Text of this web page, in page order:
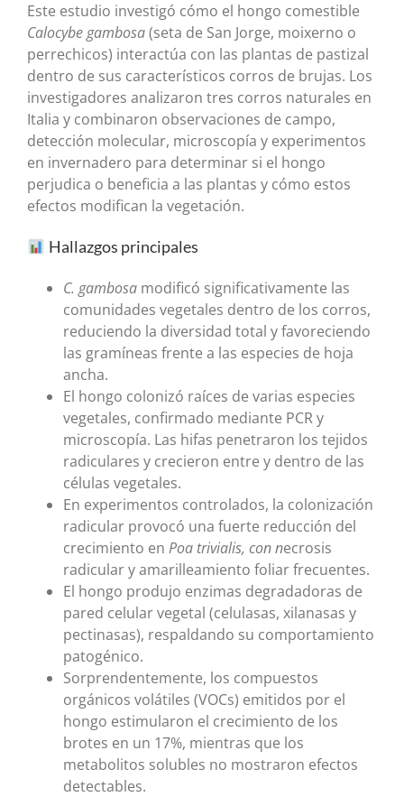
Este estudio investigó cómo el hongo comestible
Calocybe gambosa(seta de San Jorge, moixerno o
perrechicos) interactúa con las plantas de pastizal
dentro de sus característicos corros de brujas. Los
investigadores analizaron tres corros naturales en
Italia y combinaron observaciones de campo,
detección molecular, microscopía y experimentos
en invernadero para determinar si el hongo
perjudica o beneficia a las plantas y cómo estos
efectos modifican la vegetación.
Hallazgos principales
C. gambosa modificó significativamente las
comunidades vegetales dentro de los corros,
reduciendo la diversidad total y favoreciendo
las gramíneas frente a las especies de hoja
ancha.
El hongo colonizó raíces de varias especies
vegetales, confirmado mediante PCR y
microscopía. Las hifas penetraron los tejidos
radiculares y crecieron entre y dentro de las
células vegetales.
En experimentos controlados, la colonización
radicular provocó una fuerte reducción del
crecimiento en Poa trivialis, con necrosis
radicular y amarilleamiento foliar frecuentes.
El hongo produjo enzimas degradadoras de
pared celular vegetal (celulasas, xilanasas y
pectinasas), respaldando su comportamiento
patogénico.
Sorprendentemente, los compuestos
orgánicos volátiles (VOCs) emitidos por el
hongo estimularon el crecimiento de los
brotes en un 17%, mientras que los
metabolitos solubles no mostraron efectos
detectables.